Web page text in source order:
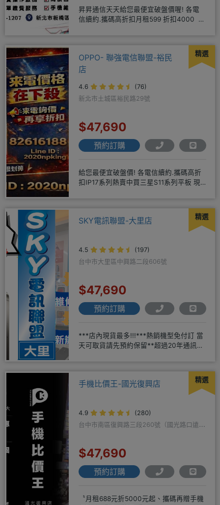
昇昇通信天天給您最便宜破盤價喔! 各電
信續約.攜碼高折扣月租599 折扣4000 月
精選
OPPO- 聯強電信聯盟-裕民
店
4.6
(76)
新北市土城區裕民路29號
$47,690
預約訂購
給您最便宜破盤價! 各電信續約.攜碼高折
扣IP17系列熱賣中買三星S11系列平板 現
精選
SKY電訊聯盟-大里店
4.5
(197)
台中市大里區中興路二段606號
$47,690
預約訂購
***店內現貨最多!!!***熱銷機型免付訂 當
天可取貨請先預約保留**超過20年通訊經
精選
手機比價王-國光復興店
4.9
(280)
台中市南區復興路三段260號（國光路口遠傳
$47,690
預約訂購
〝月租688元折5000元起、攜碼再贈手機